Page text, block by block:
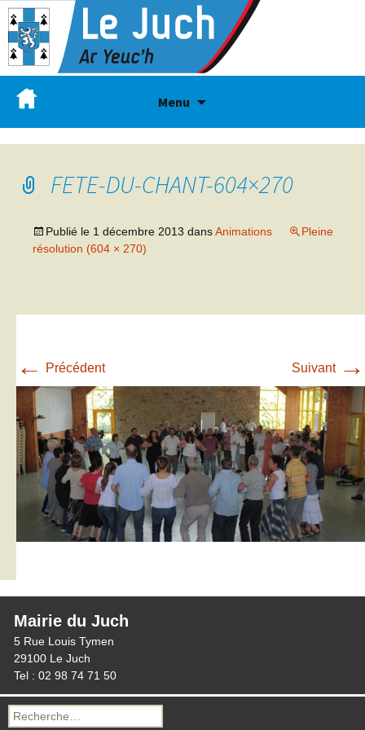
Menu
FETE-DU-CHANT-604×270
Publié le 1 décembre 2013 dansAnimations
Pleine
résolution (604 × 270)
← Précédent Suivant →
Mairie du Juch
5 Rue Louis Tymen
29100 Le Juch
Tel : 02 98 74 71 50
Recherche